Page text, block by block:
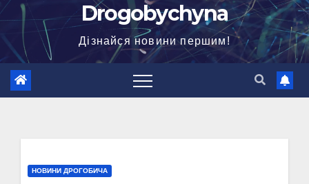
Drogobychyna
Дізнайся новини першим!
НОВИНИ ДРОГОБИЧА